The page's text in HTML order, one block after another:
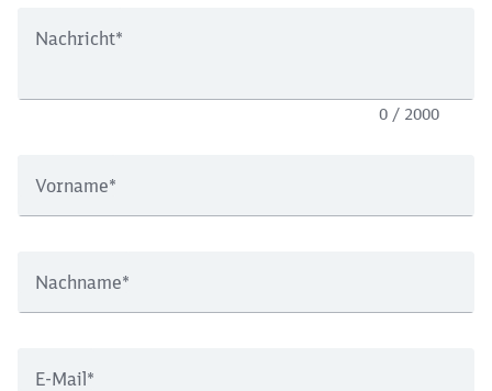
Nachricht*
0 / 2000
Vorname*
Nachname*
E-Mail*